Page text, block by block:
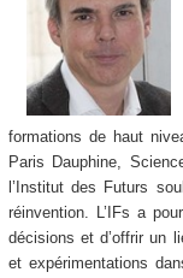
formations de haut
Paris Dauphine,
l’Institut des Futurs
réinvention. L’IFs a
décisions et d’offrir un
et expérimentations